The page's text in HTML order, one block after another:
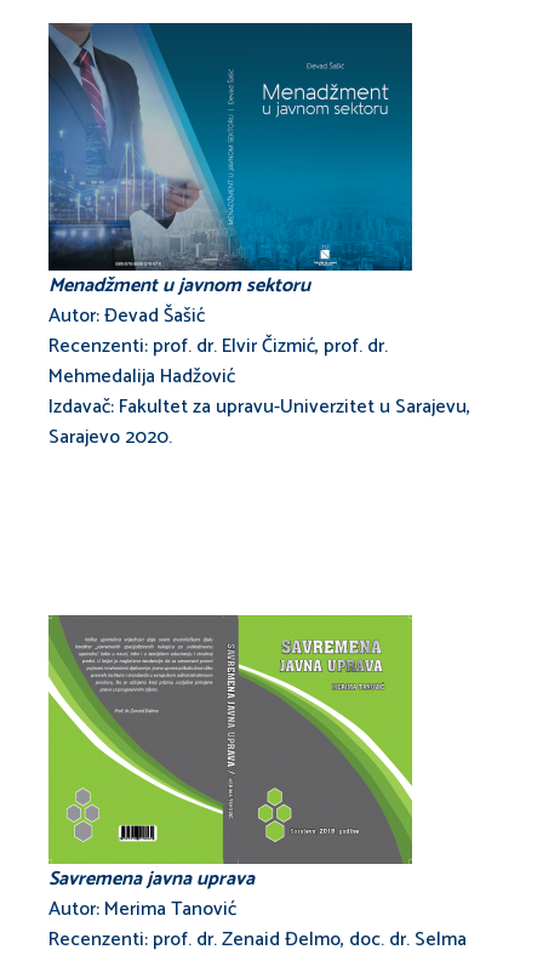
Menadžment u javnom sektoru
Autor: Đevad Šašić
Recenzenti: prof. dr. Elvir Čizmić, prof. dr.
Mehmedalija Hadžović
Izdavač: Fakultet za upravu-Univerzitet u Sarajevu,
Sarajevo 2020.
Savremena javna uprava
Autor: Merima Tanović
Recenzenti: prof. dr. Zenaid Đelmo, doc. dr. Selma